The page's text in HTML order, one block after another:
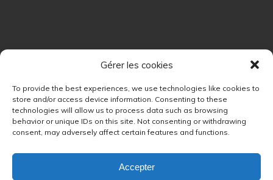
Gérer les cookies
To provide the best experiences, we use technologies like cookies to
store and/or access device information. Consenting to these
technologies will allow us to process data such as browsing
behavior or unique IDs on this site. Not consenting or withdrawing
consent, may adversely affect certain features and functions.
Accepter
Retour au début